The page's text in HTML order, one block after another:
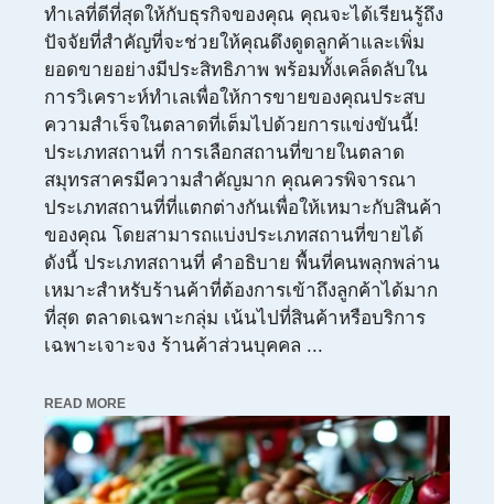
ทำเลที่ดีที่สุดให้กับธุรกิจของคุณ คุณจะได้เรียนรู้ถึง
ปัจจัยที่สำคัญที่จะช่วยให้คุณดึงดูดลูกค้าและเพิ่ม
ยอดขายอย่างมีประสิทธิภาพ พร้อมทั้งเคล็ดลับใน
การวิเคราะห์ทำเลเพื่อให้การขายของคุณประสบ
ความสำเร็จในตลาดที่เต็มไปด้วยการแข่งขันนี้!
ประเภทสถานที่ การเลือกสถานที่ขายในตลาด
สมุทรสาครมีความสำคัญมาก คุณควรพิจารณา
ประเภทสถานที่ที่แตกต่างกันเพื่อให้เหมาะกับสินค้า
ของคุณ โดยสามารถแบ่งประเภทสถานที่ขายได้
ดังนี้ ประเภทสถานที่ คำอธิบาย พื้นที่คนพลุกพล่าน
เหมาะสำหรับร้านค้าที่ต้องการเข้าถึงลูกค้าได้มาก
ที่สุด ตลาดเฉพาะกลุ่ม เน้นไปที่สินค้าหรือบริการ
เฉพาะเจาะจง ร้านค้าส่วนบุคคล ...
READ MORE